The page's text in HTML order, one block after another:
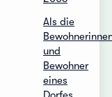
Als die
und
Bewohner
eines